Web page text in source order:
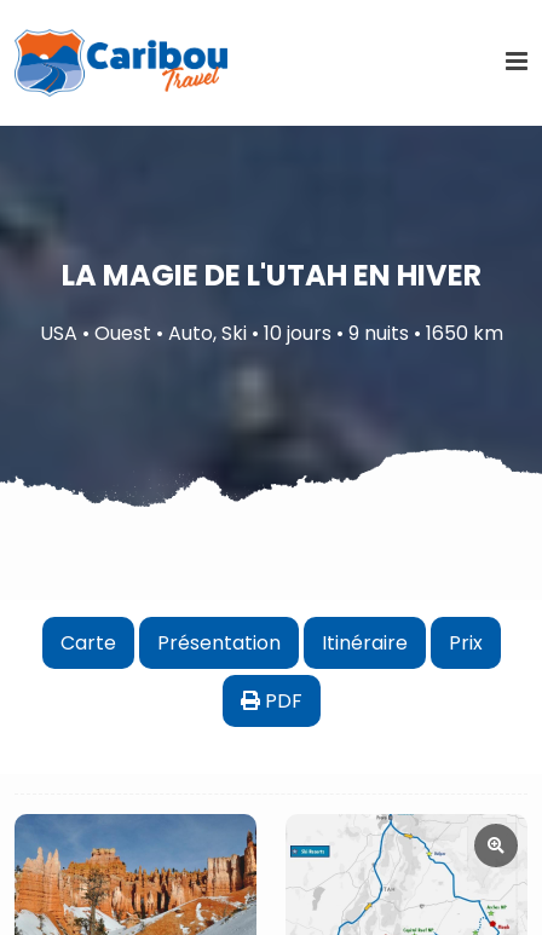
LA MAGIE DE L'UTAH EN HIVER
USA • Ouest • Auto, Ski • 10 jours • 9 nuits • 1650 km
Carte Présentation Itinéraire Prix
PDF